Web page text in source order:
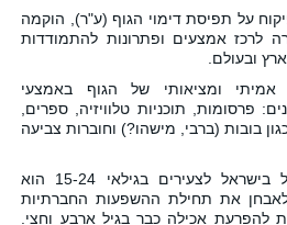
על תפיסת דימוי הגוף (ע"ר), הוקמה
2005 במטרה לרכז אמצעים ופתרונות להתמודדות
ובעולם.
אמיתי ומציאותי של הגוף באמצעי
פרסומות, תוכניות טלוויזיה, ספרים,
בובות (ברבי, מישהו?) וחוברות צביעה
גורם התמותה המוביל בישראל לצעירים בגילאי 15-24 הוא
לאבחן את תחילת ההשפעות החברתיות
להפרעת אכילה כבר בגיל ארבע וחצי.